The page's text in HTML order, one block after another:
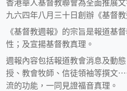
香港華人基督教聯會為全面推展
九六四年八月三十日創辦《基督教
《基督教週報》的宗旨是報道基
性；及宣揚基督教真理。
週報內容包括報道教會消息及動
授、教會牧師、信徒領袖等撰文
流的功能，一同見證福音真理。